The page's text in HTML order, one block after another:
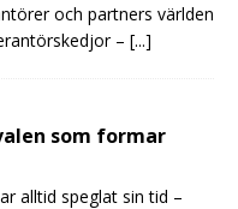
och partners världen
– [...]
som formar
alltid speglat sin tid –